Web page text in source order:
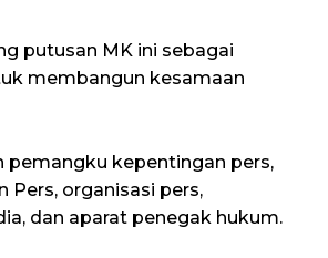
putusan MK ini sebagai
membangun kesamaan
pemangku kepentingan pers,
Pers, organisasi pers,
dan aparat penegak hukum.